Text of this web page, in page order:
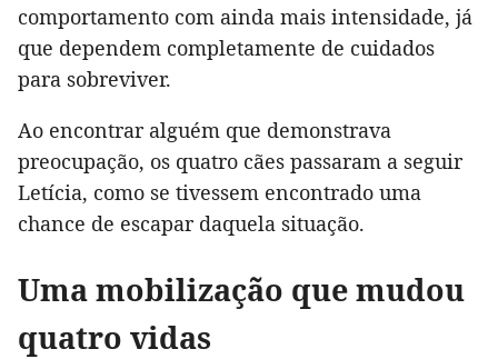
comportamento com ainda mais intensidade, já
que dependem completamente de cuidados
para sobreviver.
Ao encontrar alguém que demonstrava
preocupação, os quatro cães passaram a seguir
Letícia, como se tivessem encontrado uma
chance de escapar daquela situação.
Uma mobilização que mudou
quatro vidas